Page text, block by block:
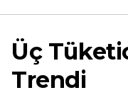
Üç
Trendi